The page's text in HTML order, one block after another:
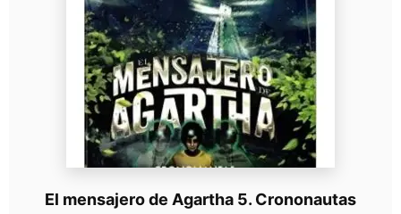
El mensajero de Agartha 5. Crononautas